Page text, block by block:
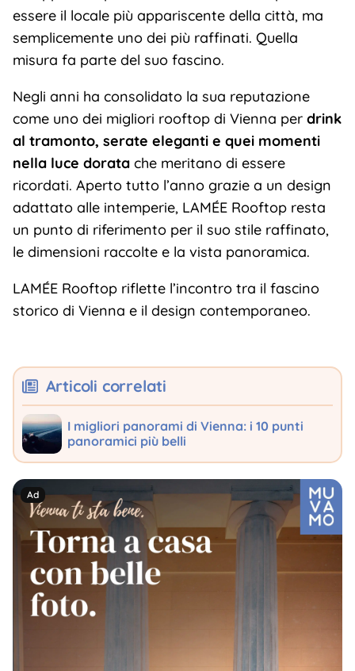
essere il locale più appariscente della città, ma
semplicemente uno dei più raffinati. Quella
misura fa parte del suo fascino.
Negli anni ha consolidato la sua reputazione
come uno dei migliori rooftop di Vienna per drink
al tramonto, serate eleganti e quei momenti
nella luce doratache meritano di essere
ricordati. Aperto tutto l’anno grazie a un design
adattato alle intemperie, LAMÉE Rooftop resta
un punto di riferimento per il suo stile raffinato,
le dimensioni raccolte e la vista panoramica.
LAMÉE Rooftop riflette l’incontro tra il fascino
storico di Vienna e il design contemporaneo.
Articoli correlati
I migliori panorami di Vienna: i 10 punti
panoramici più belli